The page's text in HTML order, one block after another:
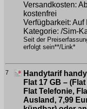
Versandkosten:
kostenfrei
Verfügbarkeit: Auf
Kategorie: /Sim-
Seit der
erfolgt sein**/Link*
7
Handytarif
Flat 17 GB –
Flat Telefonie,
Ausland, 7,99